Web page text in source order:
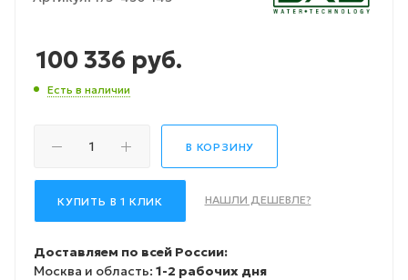
100 336 руб.
Есть в наличии
В КОРЗИНУ
КУПИТЬ В 1 КЛИК НАШЛИ ДЕШЕВЛЕ?
Доставляем по всей России:
Москва и область: 1-2 рабочих дня